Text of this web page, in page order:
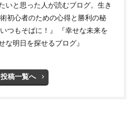
いと思った人が読むブログ。生き
初心者のための心得と勝利の秘
つもそばに！』 『幸せな未来を
な明日を探せるブログ』
投稿一覧へ